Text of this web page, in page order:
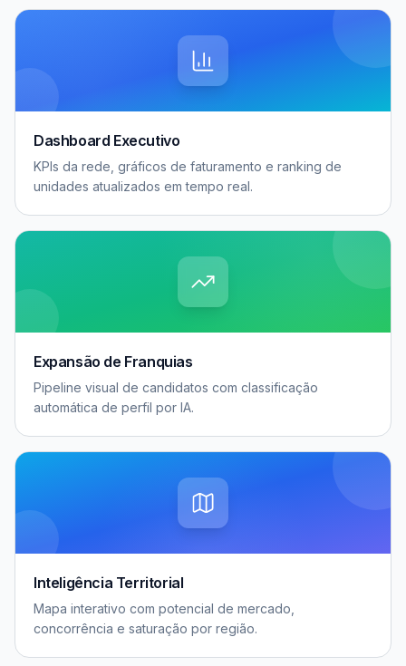
Dashboard Executivo
KPIs da rede, gráficos de faturamento e ranking de
unidades atualizados em tempo real.
Expansão de Franquias
Pipeline visual de candidatos com classificação
automática de perfil por IA.
Inteligência Territorial
Mapa interativo com potencial de mercado,
concorrência e saturação por região.